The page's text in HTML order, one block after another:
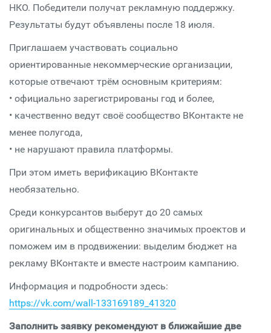
НКО. Победители получат рекламную поддержку.
Результаты будут объявлены после 18 июля.
Приглашаем участвовать социально
ориентированные некоммерческие организации,
которые отвечают трём основным критериям:
• официально зарегистрированы год и более,
• качественно ведут своё сообщество ВКонтакте не
менее полугода,
• не нарушают правила платформы.
При этом иметь верификацию ВКонтакте
необязательно.
Среди конкурсантов выберут до 20 самых
оригинальных и общественно значимых проектов и
поможем им в продвижении: выделим бюджет на
рекламу ВКонтакте и вместе настроим кампанию.
Информация и подробности здесь:
https://vk.com/wall-133169189_41320
Заполнить заявку рекомендуют в ближайшие две